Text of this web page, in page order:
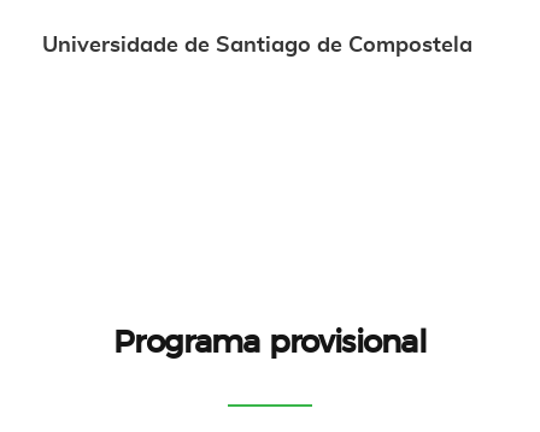
Universidade de Santiago de Compostela
Programa provisional